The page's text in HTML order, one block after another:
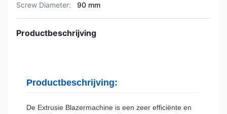
Screw Diameter:
90 mm
Productbeschrijving
Productbeschrijving:
De Extrusie Blazermachine is een zeer efficiënte en